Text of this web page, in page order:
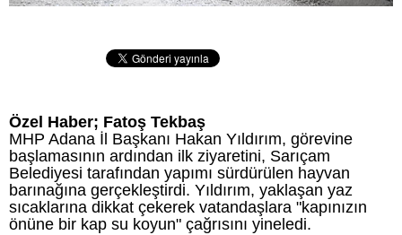
Özel Haber; Fatoş Tekbaş
MHP Adana İl Başkanı Hakan Yıldırım, görevine
başlamasının ardından ilk ziyaretini, Sarıçam
Belediyesi tarafından yapımı sürdürülen hayvan
barınağına gerçekleştirdi. Yıldırım, yaklaşan yaz
sıcaklarına dikkat çekerek vatandaşlara "kapınızın
önüne bir kap su koyun" çağrısını yineledi.